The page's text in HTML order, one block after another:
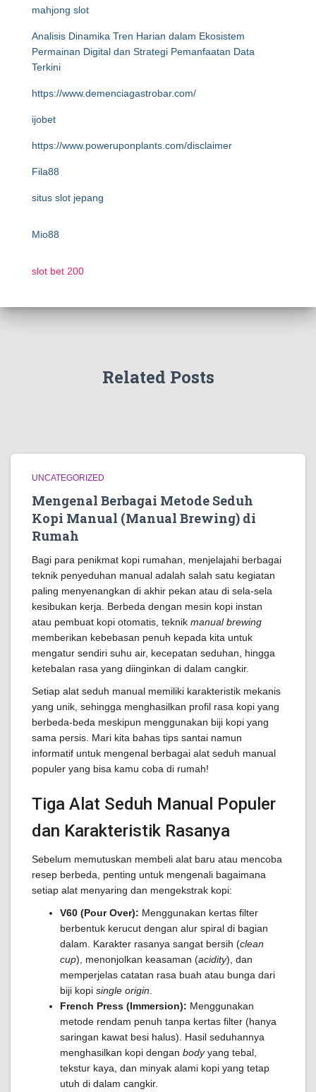
mahjong slot
Analisis Dinamika Tren Harian dalam Ekosistem
Permainan Digital dan Strategi Pemanfaatan Data
Terkini
https://www.demenciagastrobar.com/
ijobet
https://www.poweruponplants.com/disclaimer
Fila88
situs slot jepang
Mio88
slot bet 200
Related Posts
UNCATEGORIZED
Mengenal Berbagai Metode Seduh
Kopi Manual (Manual Brewing) di
Rumah
Bagi para penikmat kopi rumahan, menjelajahi berbagai
teknik penyeduhan manual adalah salah satu kegiatan
paling menyenangkan di akhir pekan atau di sela-sela
kesibukan kerja. Berbeda dengan mesin kopi instan
atau pembuat kopi otomatis, teknik manual brewing
memberikan kebebasan penuh kepada kita untuk
mengatur sendiri suhu air, kecepatan seduhan, hingga
ketebalan rasa yang diinginkan di dalam cangkir.
Setiap alat seduh manual memiliki karakteristik mekanis
yang unik, sehingga menghasilkan profil rasa kopi yang
berbeda-beda meskipun menggunakan biji kopi yang
sama persis. Mari kita bahas tips santai namun
informatif untuk mengenal berbagai alat seduh manual
populer yang bisa kamu coba di rumah!
Tiga Alat Seduh Manual Populer
dan Karakteristik Rasanya
Sebelum memutuskan membeli alat baru atau mencoba
resep berbeda, penting untuk mengenali bagaimana
setiap alat menyaring dan mengekstrak kopi:
V60 (Pour Over): Menggunakan kertas filter
berbentuk kerucut dengan alur spiral di bagian
dalam. Karakter rasanya sangat bersih (clean
cup), menonjolkan keasaman (acidity), dan
memperjelas catatan rasa buah atau bunga dari
biji kopi single origin
French Press (Immersion): Menggunakan
metode rendam penuh tanpa kertas filter (hanya
saringan kawat besi halus). Hasil seduhannya
menghasilkan kopi dengan bodyyang tebal,
tekstur kaya, dan minyak alami kopi yang tetap
utuh di dalam cangkir.